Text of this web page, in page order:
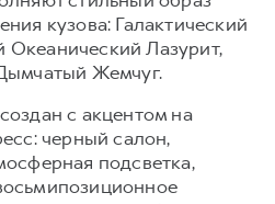
кузова: Галактический
Лазурит,
Жемчуг.
с акцентом на
черный салон,
подсветка,